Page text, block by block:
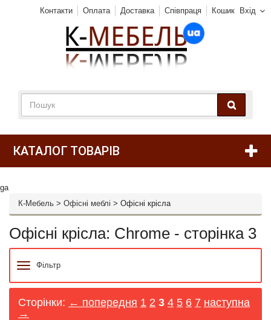
Вхід
Контакти Оплата Доставка Співпраця Кошик
КАТАЛОГ ТОВАРІВ
ga
К-Мебель > Офісні меблі > Офісні крісла
Офісні крісла: Chrome - сторінка 3
Фільтр
Сторінки: ← попередня 1 2 3 4 5 6 7 наступна
→